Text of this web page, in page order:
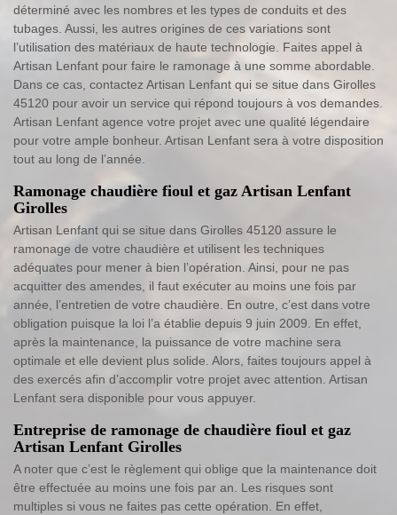
déterminé avec les nombres et les types de conduits et des
tubages. Aussi, les autres origines de ces variations sont
l’utilisation des matériaux de haute technologie. Faites appel à
Artisan Lenfant pour faire le ramonage à une somme abordable.
Dans ce cas, contactez Artisan Lenfant qui se situe dans Girolles
45120 pour avoir un service qui répond toujours à vos demandes.
Artisan Lenfant agence votre projet avec une qualité légendaire
pour votre ample bonheur. Artisan Lenfant sera à votre disposition
tout au long de l’année.
Ramonage chaudière fioul et gaz Artisan Lenfant
Girolles
Artisan Lenfant qui se situe dans Girolles 45120 assure le
ramonage de votre chaudière et utilisent les techniques
adéquates pour mener à bien l’opération. Ainsi, pour ne pas
acquitter des amendes, il faut exécuter au moins une fois par
année, l’entretien de votre chaudière. En outre, c’est dans votre
obligation puisque la loi l’a établie depuis 9 juin 2009. En effet,
après la maintenance, la puissance de votre machine sera
optimale et elle devient plus solide. Alors, faites toujours appel à
des exercés afin d’accomplir votre projet avec attention. Artisan
Lenfant sera disponible pour vous appuyer.
Entreprise de ramonage de chaudière fioul et gaz
Artisan Lenfant Girolles
A noter que c’est le règlement qui oblige que la maintenance doit
être effectuée au moins une fois par an. Les risques sont
multiples si vous ne faites pas cette opération. En effet,